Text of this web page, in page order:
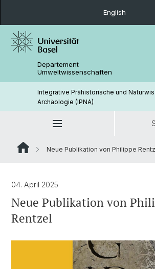
English
Departement
Umweltwissenschaften
Integrative Prähistorische und
Archäologie (IPNA)
Neue Publikation von Philippe
04. April 2025
Neue Publikation von
Rentzel